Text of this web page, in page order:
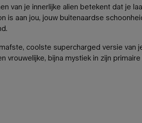
van je innerlijke alien betekent dat je
is aan jou, jouw buitenaardse
coolste supercharged versie van
vrouwelijke, bijna mystiek in zijn primaire